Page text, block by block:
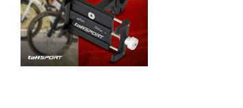
pada sebagian besar smartphone
ukuran perangkat agar posisi
digunakan untuk berbagai merek